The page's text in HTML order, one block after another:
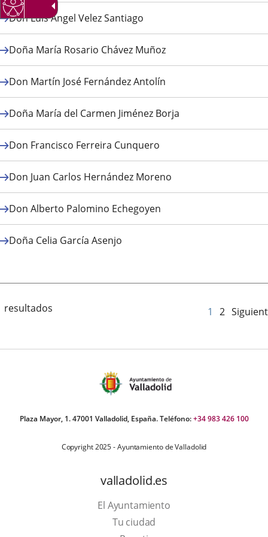
Don Luis Ángel Velez Santiago
Doña María Rosario Chávez Muñoz
Don Martín José Fernández Antolín
Doña María del Carmen Jiménez Borja
Don Francisco Ferreira Cunquero
Don Juan Carlos Hernández Moreno
Don Alberto Palomino Echegoyen
Doña Celia García Asenjo
resultados 1 2
Plaza Mayor, 1. 47001 Valladolid, España. Teléfono:+34 983 426 100
Copyright 2025 - Ayuntamiento de Valladolid
valladolid.es
El Ayuntamiento
Tu ciudad